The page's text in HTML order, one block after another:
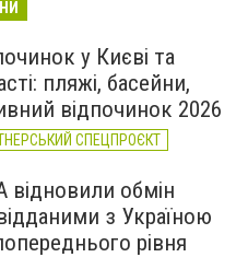
у Києві та
пляжі, басейни,
відпочинок 2026
СПЕЦПРОЄКТ
обмін
з Україною
рівня